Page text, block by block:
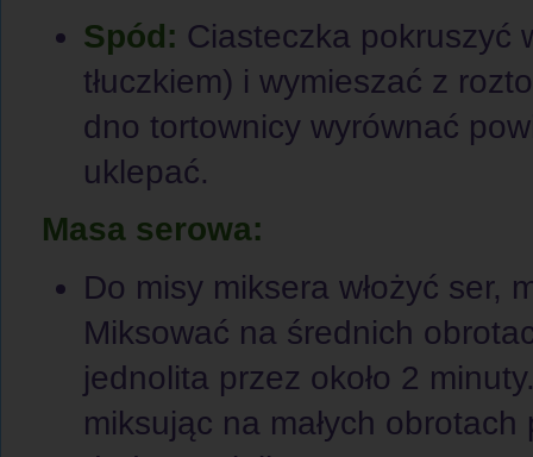
Spód: Ciasteczka pokruszyć
tłuczkiem) i wymieszać z
dno tortownicy wyrównać
uklepać.
Masa serowa:
Do misy miksera włożyć ser,
Miksować na średnich
jednolita przez około 2
miksując na małych